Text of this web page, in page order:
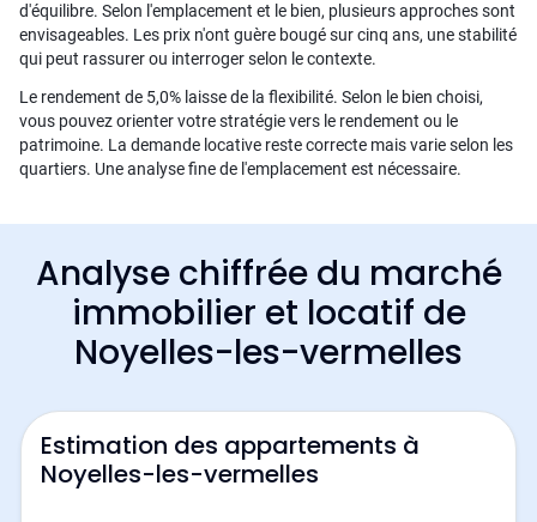
d'équilibre. Selon l'emplacement et le bien, plusieurs approches sont
envisageables. Les prix n'ont guère bougé sur cinq ans, une stabilité
qui peut rassurer ou interroger selon le contexte.
Le rendement de 5,0% laisse de la flexibilité. Selon le bien choisi,
vous pouvez orienter votre stratégie vers le rendement ou le
patrimoine. La demande locative reste correcte mais varie selon les
quartiers. Une analyse fine de l'emplacement est nécessaire.
Analyse chiffrée du marché
immobilier et locatif de
Noyelles-les-vermelles
Estimation des appartements à
Noyelles-les-vermelles